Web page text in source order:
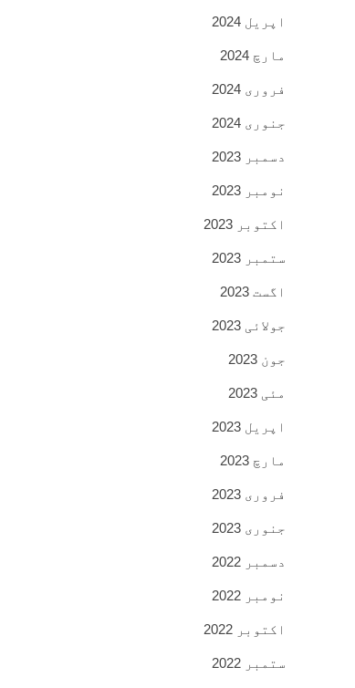
اپریل 2024
مارچ 2024
فروری 2024
جنوری 2024
دسمبر 2023
نومبر 2023
اکتوبر 2023
ستمبر 2023
اگست 2023
جولائی 2023
جون 2023
مئی 2023
اپریل 2023
مارچ 2023
فروری 2023
جنوری 2023
دسمبر 2022
نومبر 2022
اکتوبر 2022
ستمبر 2022